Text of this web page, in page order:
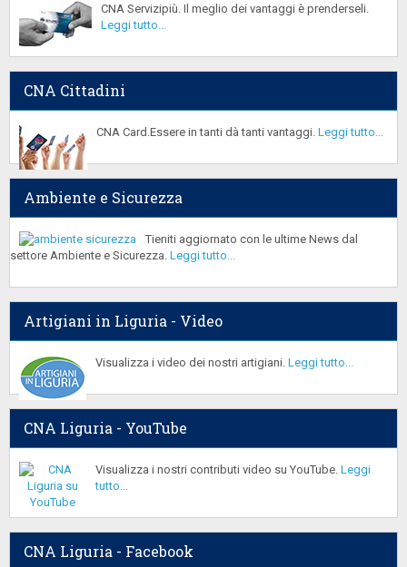
CNA Servizipiù. Il meglio dei vantaggi è prenderseli.
Leggi tutto...
CNA Cittadini
CNA Card.Essere in tanti dà tanti vantaggi. Leggi tutto...
Ambiente e Sicurezza
Tieniti aggiornato con le ultime News dal
settore Ambiente e Sicurezza. Leggi tutto...
Artigiani in Liguria - Video
Visualizza i video dei nostri artigiani. Leggi tutto...
CNA Liguria - YouTube
Visualizza i nostri contributi video su YouTube. Leggi
tutto...
CNA Liguria - Facebook